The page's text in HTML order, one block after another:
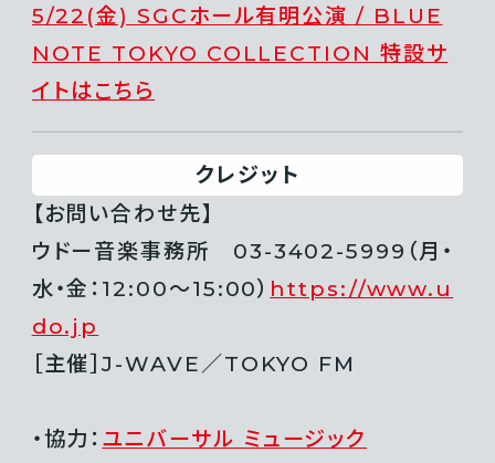
5/22(金) SGCホール有明公演 / BLUE
NOTE TOKYO COLLECTION 特設サ
イトはこちら
クレジット
【お問い合わせ先】
ウドー音楽事務所 03-3402-5999（月・
水・金：12:00〜15:00） https://www.u
do.jp
［主催］J-WAVE／TOKYO FM
・協力： ユニバーサル ミュージック